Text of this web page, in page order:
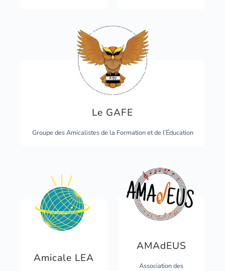
Le GAFE
Groupe des Amicalistes de la Formation et de l’Éducation
Amicale LEA
AMAdEUS
Association des